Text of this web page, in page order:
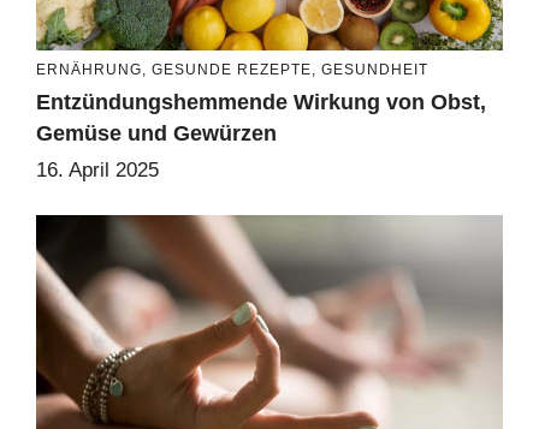
ERNÄHRUNG GESUNDE REZEPTE GESUNDHEIT
Entzündungshemmende Wirkung von Obst,
Gemüse und Gewürzen
16. April 2025